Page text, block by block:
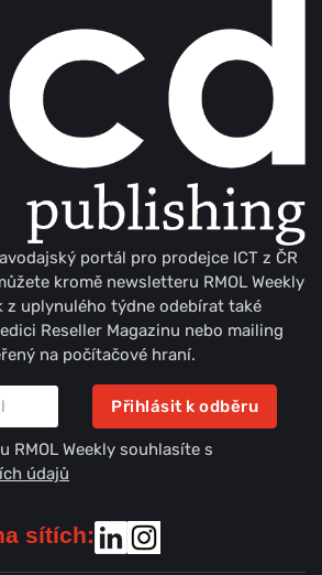
portál pro prodejce ICT z ČR
kromě newsletteru RMOL Weekly
z uplynulého týdne odebírat také
Reseller Magazinu nebo mailing
na počítačové hraní.
Přihlásit k odběru
RMOL Weekly souhlasíte s
údajů
sítích: